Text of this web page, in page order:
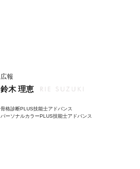
広報
鈴木 理恵
骨格診断PLUS技能士アドバンス
パーソナルカラーPLUS技能士アドバンス